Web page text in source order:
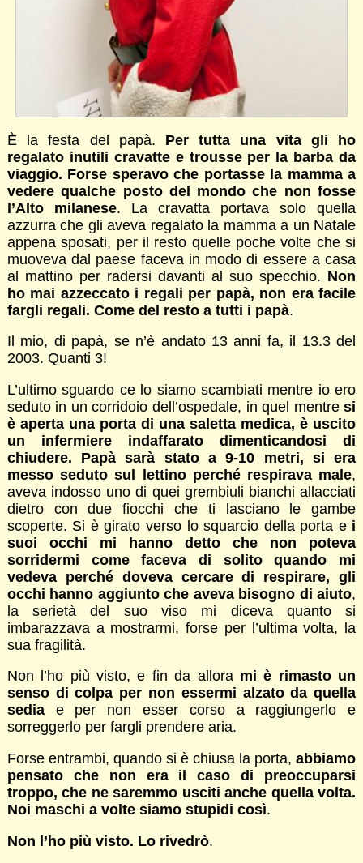
È la festa del papà. Per tutta una vita gli ho
regalato inutili cravatte e trousse per la barba da
viaggio. Forse speravo che portasse la mamma a
vedere qualche posto del mondo che non fosse
l’Alto milanese. La cravatta portava solo quella
azzurra che gli aveva regalato la mamma a un Natale
appena sposati, per il resto quelle poche volte che si
muoveva dal paese faceva in modo di essere a casa
al mattino per radersi davanti al suo specchio. Non
ho mai azzeccato i regali per papà, non era facile
fargli regali. Come del resto a tutti i papà.
Il mio, di papà, se n’è andato 13 anni fa, il 13.3 del
2003. Quanti 3!
L’ultimo sguardo ce lo siamo scambiati mentre io ero
seduto in un corridoio dell’ospedale, in quel mentresi
è aperta una porta di una saletta medica, è uscito
un infermiere indaffarato dimenticandosi di
chiudere. Papà sarà stato a 9-10 metri, si era
messo seduto sul lettino perché respirava male,
aveva indosso uno di quei grembiuli bianchi allacciati
dietro con due fiocchi che ti lasciano le gambe
scoperte. Si è girato verso lo squarcio della porta e i
suoi occhi mi hanno detto che non poteva
sorridermi come faceva di solito quando mi
vedeva perché doveva cercare di respirare, gli
occhi hanno aggiunto che aveva bisogno di aiuto,
la serietà del suo viso mi diceva quanto si
imbarazzava a mostrarmi, forse per l’ultima volta, la
sua fragilità.
Non l’ho più visto, e fin da allora mi è rimasto un
senso di colpa per non essermi alzato da quella
sediae per non esser corso a raggiungerlo e
sorreggerlo per fargli prendere aria.
Forse entrambi, quando si è chiusa la porta,abbiamo
pensato che non era il caso di preoccuparsi
troppo, che ne saremmo usciti anche quella volta.
Noi maschi a volte siamo stupidi così.
Non l’ho più visto. Lo rivedrò.